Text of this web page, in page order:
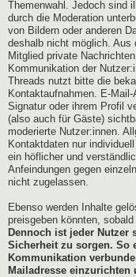
Themenwahl. Jedoch sind
durch die Moderation
von Bildern oder anderen
deshalb nicht möglich.
Mitglied private
Kommunikation der
Threads nutzt bitte die
Kontaktaufnahmen. E-
Signatur oder ihrem Profil
(also auch für Gäste)
moderierte Nutzer:innen.
Kontaktdaten nur
ein höflicher und
Anfeindungen gegen
nicht zugelassen.
Ebenso werden Inhalte
preisgeben könnten,
Dennoch ist jeder
Sicherheit zu sorgen. So
Kommunikation
Mailadresse